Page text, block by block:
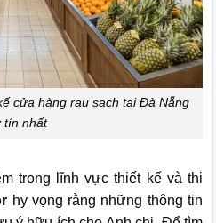
cửa hàng rau sạch tại Đà Nẵng
tín nhất
trong lĩnh vực thiết kế và thi
hy vọng rằng những thông tin